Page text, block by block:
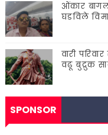
ओंकार बागल
घडविले
वारी
वढू बुद्रुक
SPONSOR